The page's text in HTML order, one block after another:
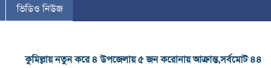
ভিডিও নিউজ
কুমিল্লায় নতুন করে ৪ উপজেলায় ৫ জন করোনায় আক্রান্ত,সর্বমোট ৪৪